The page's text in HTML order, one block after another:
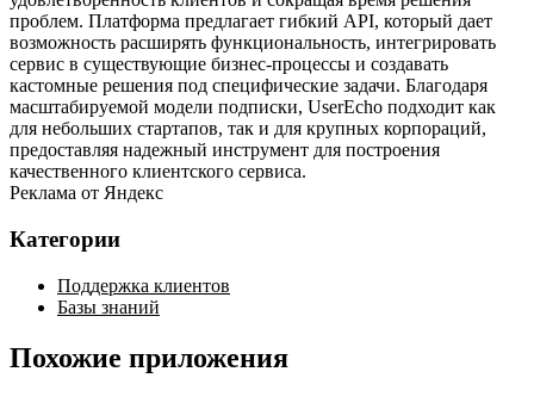
проблем. Платформа предлагает гибкий API, который дает
возможность расширять функциональность, интегрировать
сервис в существующие бизнес‑процессы и создавать
кастомные решения под специфические задачи. Благодаря
масштабируемой модели подписки, UserEcho подходит как
для небольших стартапов, так и для крупных корпораций,
предоставляя надежный инструмент для построения
качественного клиентского сервиса.
Реклама от Яндекс
Категории
Поддержка клиентов
Базы знаний
Похожие приложения